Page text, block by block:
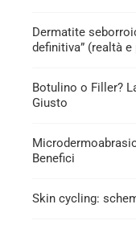
Dermatite
definitiva” (realtà
Botulino o Filler?
Giusto
Benefici
Skin cycling: